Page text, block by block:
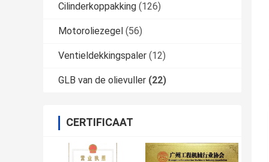
Cilinderkoppakking (126)
Motoroliezegel (56)
Ventieldekkingspaler (12)
GLB van de olievuller (22)
CERTIFICAAT